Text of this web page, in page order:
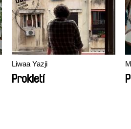
Liwaa Yazji
Prokletí